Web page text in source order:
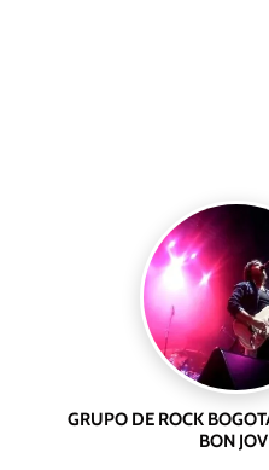
GRUPO DE ROCK
BON